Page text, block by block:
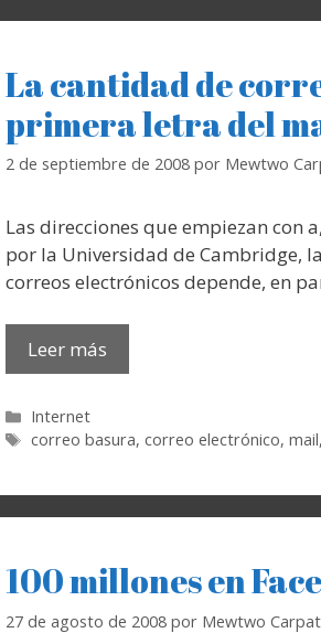
La cantidad de
primera letra del
2 de septiembre de 2008 por Mewtwo
Las direcciones que empiezan con
por la Universidad de Cambridge,
correos electrónicos depende, en
Leer más
Categorías
Internet
Etiquetas
correo basura,correo electrónico,mail
100 millones en
27 de agosto de 2008 por Mewtwo